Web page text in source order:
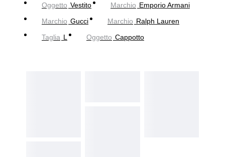
Oggetto Vestito Marchio Emporio Armani
Marchio Gucci Marchio Ralph Lauren
Taglia L Oggetto Cappotto